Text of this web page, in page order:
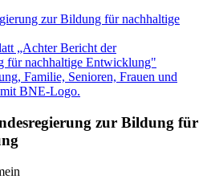
zur Bildung für nachhaltige
zur Bildung für